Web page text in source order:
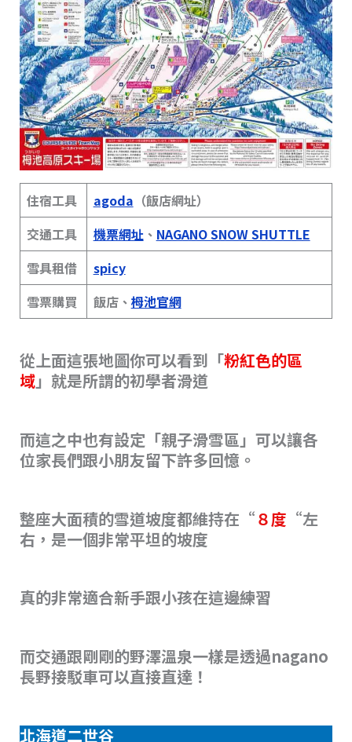
住宿工具 agoda （飯店網址）
交通工具
機票網址、 NAGANO SNOW SHUTTLE
雪具租借
spicy
雪票購買
飯店、 栂池官網
從上面這張地圖你可以看到「粉紅色的區
域」就是所謂的初學者滑道
而這之中也有設定「親子滑雪區」可以讓各
位家長們跟小朋友留下許多回憶。
整座大面積的雪道坡度都維持在“８度 “左
右，是一個非常平坦的坡度
真的非常適合新手跟小孩在這邊練習
而交通跟剛剛的野澤溫泉一樣是透過nagano
長野接駁車可以直接直達！
北海道二世谷